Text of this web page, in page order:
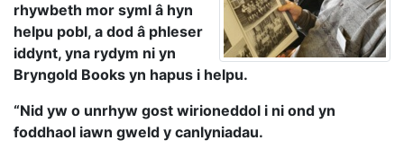
rhywbeth mor syml â hyn
helpu pobl, a dod â phleser
iddynt, yna rydym ni yn
Bryngold Books yn hapus i helpu.
“Nid yw o unrhyw gost wirioneddol i ni ond yn
foddhaol iawn gweld y canlyniadau.